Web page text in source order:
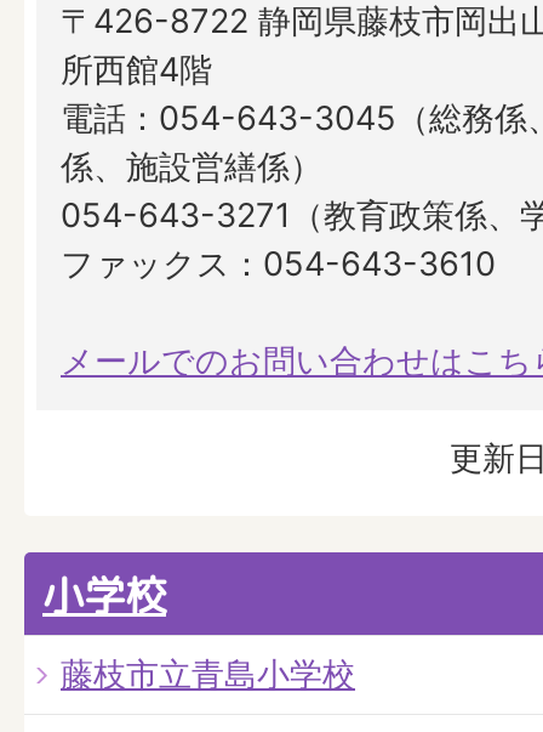
〒426-8722 静岡県藤枝市岡出
所西館4階
電話：054-643-3045（総務係
係、施設営繕係）
054-643-3271（教育政策係、
ファックス：054-643-3610
メールでのお問い合わせはこち
更新
小学校
藤枝市立青島小学校